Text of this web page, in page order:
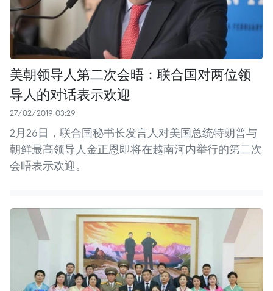
美朝领导人第二次会晤：联合国对两位领
导人的对话表示欢迎
27/02/2019 03:29
2月26日，联合国秘书长发言人对美国总统特朗普与
朝鲜最高领导人金正恩即将在越南河内举行的第二次
会晤表示欢迎。